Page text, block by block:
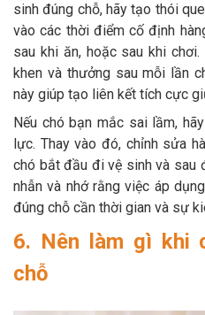
sinh đúng chỗ, hãy tạo thói
vào các thời điểm cố định
sau khi ăn, hoặc sau khi
khen và thưởng sau mỗi lần
này giúp tạo liên kết tích cực
Nếu chó bạn mắc sai lầm,
lực. Thay vào đó, chỉnh sửa
chó bắt đầu đi vệ sinh và sau
nhẫn và nhớ rằng việc áp
đúng chỗ cần thời gian và sự
6. Nên làm gì khi
chỗ